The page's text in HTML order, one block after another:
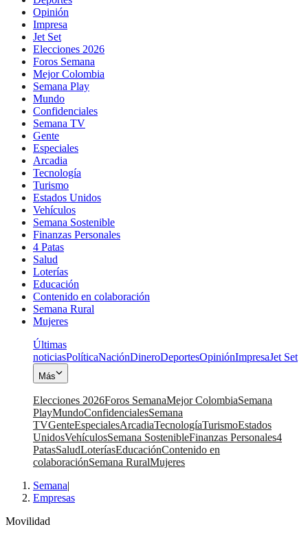
Opinión
Impresa
Jet Set
Elecciones 2026
Foros Semana
Mejor Colombia
Semana Play
Mundo
Confidenciales
Semana TV
Gente
Especiales
Arcadia
Tecnología
Turismo
Estados Unidos
Vehículos
Semana Sostenible
Finanzas Personales
4 Patas
Salud
Loterías
Educación
Contenido en colaboración
Semana Rural
Mujeres
Últimas
noticiasPolíticaNaciónDineroDeportesOpiniónImpresaJet Set
Más
Elecciones 2026Foros SemanaMejor ColombiaSemana
PlayMundoConfidencialesSemana
TVGenteEspecialesArcadiaTecnologíaTurismoEstados
UnidosVehículosSemana SostenibleFinanzas Personales4
PatasSaludLoteríasEducaciónContenido en
colaboraciónSemana RuralMujeres
Semana|
Empresas
Movilidad